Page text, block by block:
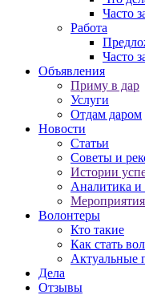
Часто
Работа
Часто
Объявления
Приму в дар
Услуги
Отдам даром
Новости
Статьи
Советы и
Истории
Аналитика и
Мероприятия
Волонтеры
Кто такие
Как стать
Актуальные
Дела
Отзывы